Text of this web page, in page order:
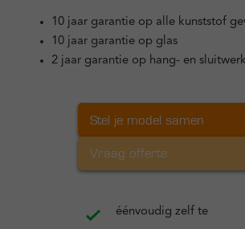
10 jaar garantie op alle kunststof
10 jaar garantie op glas
2 jaar garantie op hang- en sluitwerk
Stel je model samen
Vraag offerte
éénvoudig zelf te